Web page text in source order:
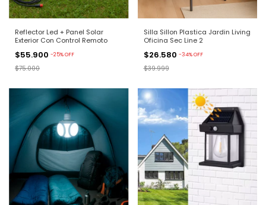
Reflector Led + Panel Solar
Exterior Con Control Remoto
$55.900 -25%OFF
$75.000
Silla Sillon Plastica Jardin Living
Oficina Sec Line 2
$26.580 -34%OFF
$39.999